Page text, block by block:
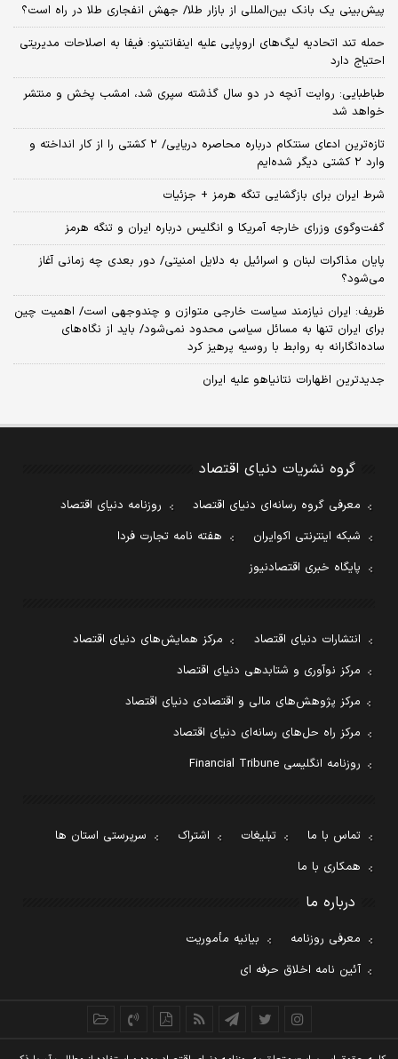
پیش‌بینی یک بانک بین‌المللی از بازار طلا/ جهش انفجاری طلا در راه است؟
حمله تند اتحادیه لیگ‌های اروپایی علیه اینفانتینو: فیفا به اصلاحات مدیریتی
احتیاج دارد
طباطبایی: روایت آنچه در دو سال گذشته سپری شد، امشب پخش و منتشر
خواهد شد
تازه‌ترین ادعای سنتکام درباره محاصره دریایی/ ۲ کشتی را از کار انداخته و
وارد ۲ کشتی دیگر شده‌ایم
شرط ایران برای بازگشایی تنگه هرمز + جزئیات
گفت‌وگوی وزرای خارجه آمریکا و انگلیس درباره ایران و تنگه هرمز
پایان مذاکرات لبنان و اسرائیل به دلایل امنیتی/ دور بعدی چه زمانی آغاز
می‌شود؟
ظریف: ایران نیازمند سیاست خارجی متوازن و چندوجهی است/ اهمیت چین
برای ایران تنها به مسائل سیاسی محدود نمی‌شود/ باید از نگاه‌های
ساده‌انگارانه به روابط با روسیه پرهیز کرد
جدیدترین اظهارات نتانیاهو علیه ایران
گروه نشریات دنیای اقتصاد
معرفی گروه رسانه‌ای دنیای اقتصاد
روزنامه دنیای اقتصاد
شبکه اینترنتی اکوایران
هفته نامه تجارت فردا
پایگاه خبری اقتصادنیوز
انتشارات دنیای اقتصاد
مرکز همایش‌های دنیای اقتصاد
مرکز نوآوری و شتابدهی دنیای اقتصاد
مرکز پژوهش‌های مالی و اقتصادی دنیای اقتصاد
مرکز راه حل‌های رسانه‌ای دنیای اقتصاد
روزنامه انگلیسی Financial Tribune
تماس با ما تبلیغات اشتراک
سرپرستی استان ها
همکاری با ما
درباره ما
معرفی روزنامه
بیانیه مأموریت
آئین نامه اخلاق حرفه ای